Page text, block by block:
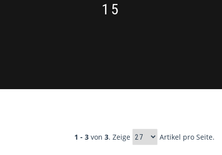
15
1 - 3 von 3. Zeige Artikel pro Seite.